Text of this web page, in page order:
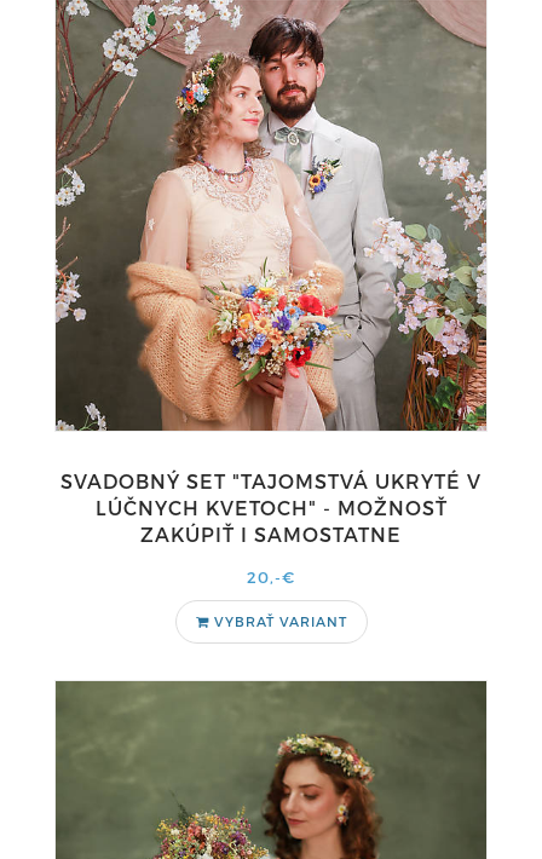
SVADOBNÝ SET "TAJOMSTVÁ UKRYTÉ V
LÚČNYCH KVETOCH" - MOŽNOSŤ
ZAKÚPIŤ I SAMOSTATNE
20,-€
VYBRAŤ VARIANT